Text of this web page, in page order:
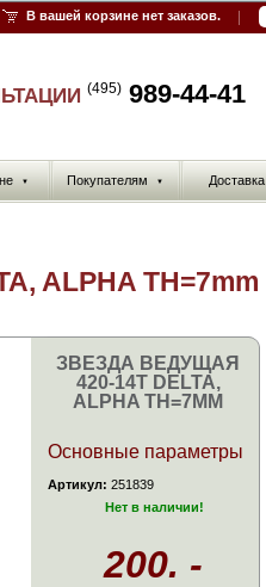
В вашей корзине нет заказов.
(495) 989-44-41
▼ Покупателям ▼ Доставка
ALPHA TH=7mm
ЗВЕЗДА ВЕДУЩАЯ
420-14T DELTA,
ALPHA TH=7MM
Основные параметры
Артикул: 251839
Нет в наличии!
200. -